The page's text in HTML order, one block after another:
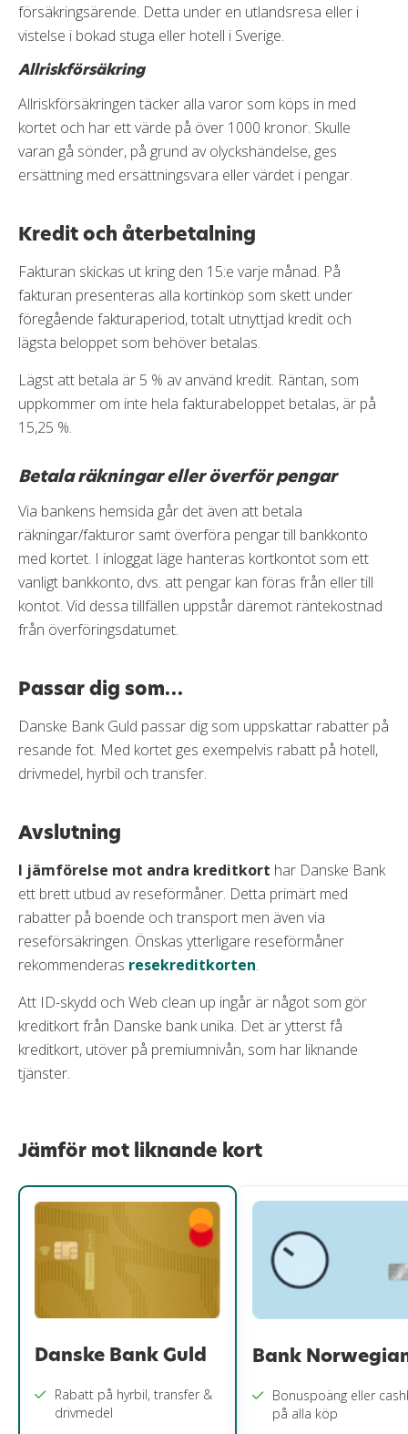
försäkringsärende. Detta under en utlandsresa eller i
vistelse i bokad stuga eller hotell i Sverige.
Allriskförsäkring
Allriskförsäkringen täcker alla varor som köps in med
kortet och har ett värde på över 1000 kronor. Skulle
varan gå sönder, på grund av olyckshändelse, ges
ersättning med ersättningsvara eller värdet i pengar.
Kredit och återbetalning
Fakturan skickas ut kring den 15:e varje månad. På
fakturan presenteras alla kortinköp som skett under
föregående fakturaperiod, totalt utnyttjad kredit och
lägsta beloppet som behöver betalas.
Lägst att betala är 5 % av använd kredit. Räntan, som
uppkommer om inte hela fakturabeloppet betalas, är på
15,25 %.
Betala räkningar eller överför pengar
Via bankens hemsida går det även att betala
räkningar/fakturor samt överföra pengar till bankkonto
med kortet. I inloggat läge hanteras kortkontot som ett
vanligt bankkonto, dvs. att pengar kan föras från eller till
kontot. Vid dessa tillfällen uppstår däremot räntekostnad
från överföringsdatumet.
Passar dig som…
Danske Bank Guld passar dig som uppskattar rabatter på
resande fot. Med kortet ges exempelvis rabatt på hotell,
drivmedel, hyrbil och transfer.
Avslutning
I jämförelse mot andra kreditkort har Danske Bank
ett brett utbud av reseförmåner. Detta primärt med
rabatter på boende och transport men även via
reseförsäkringen. Önskas ytterligare reseförmåner
rekommenderas resekreditkorten.
Att ID-skydd och Web clean up ingår är något som gör
kreditkort från Danske bank unika. Det är ytterst få
kreditkort, utöver på premiumnivån, som har liknande
tjänster.
Jämför mot liknande kort
Danske Bank Guld
Rabatt på hyrbil, transfer &
drivmedel
Bank
Bonuspoäng eller
på alla köp